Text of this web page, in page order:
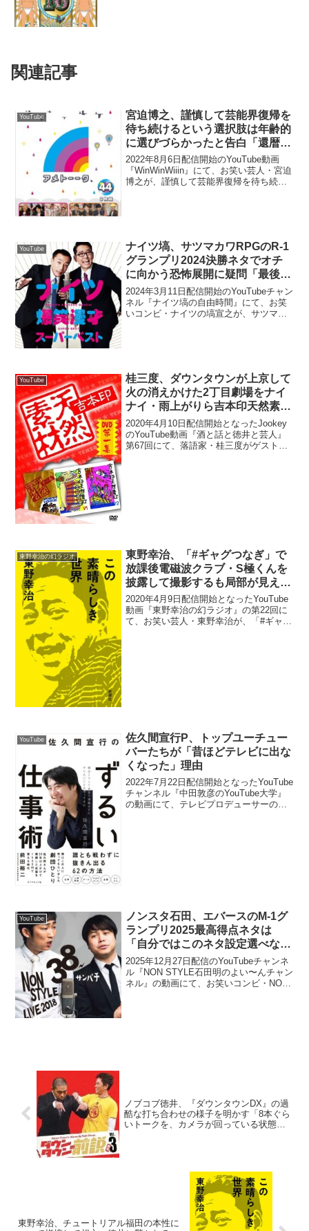
関連記事
YouTube
宮迫博之、謹慎して芸能界復帰を
待ち続けるという選択肢は年齢的
に選びづらかったと告白「還暦超
えてから復帰って…」
2022年8月6日配信開始のYouTube動画
『WinWinWiiin』にて、お笑い芸人・宮迫
博之が、謹慎して芸能界復帰を待ち続け
YouTube
ナイツ塙、サツマカワRPGのR-1
グランプリ2024決勝ネタでオチ
に向かう恐怖展開に疑問「最後、
怖くする必要があったのかな？」
2024年3月11日配信開始のYouTubeチャン
ネル『ナイツ塙の自由時間』にて、お笑
いコンビ・ナイツの塙宣之が、サツマカ
YouTube
桂三度、ダウンタウンが上京して
火の消えかけた2丁目劇場をナイ
ナイ・雨上がりら吉本印天然素材
が支えていたと明かす「そのおこ
ぼれが千原兄弟以下に(笑)」
2020年4月10日配信開始となったJookey
のYouTube動画『酒と話と徳井と芸人』
第67回にて、落語家・桂三度がゲスト出
東野幸治の幻ラジオ
東野幸治、「#ギャグつなぎ」で
放課後電磁波クラブ・S極くんを
披露して撮影するも局部が見えて
しまっていて「長女である娘Dに
モザイクをかけてもらった」と告
白
2020年4月9日配信開始となったYouTube
動画『東野幸治の幻ラジオ』の第22回に
て、お笑い芸人・東野幸治が、「#ギャグ
YouTube
佐久間宣行P、トップユーチュー
バーたちが「昔ほどテレビに出な
くなった」理由
2022年7月22日配信開始となったYouTube
チャンネル『中田敦彦のYouTube大学』
の動画にて、テレビプロデューサーの佐
YouTube
ノンスタ石田、エバースのM-1グ
ランプリ2025最高得点ネタは
「自分ではこのネタ設定選べな
い」と思う理由
2025年12月27日配信のYouTubeチャンネ
ル『NON STYLE石田明のよい〜んチャン
ネル』の動画にて、お笑いコンビ・NON
ノブコブ徳井、『ダウンタウンDX』の過
酷な打ち合わせの様子を明かす「8本ぐら
いトークを、カメラが回っている状態で
東野幸治、チュートリアル福田の本性に